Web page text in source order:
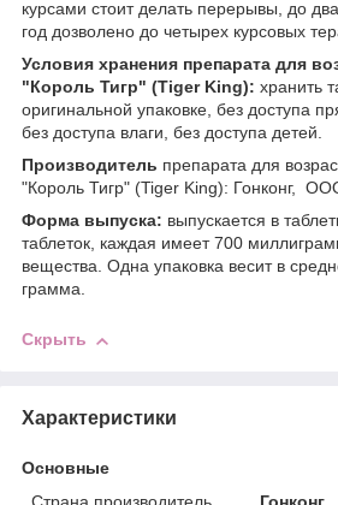
курсами стоит делать перерывы, до
год дозволено до четырех курсовых
Условия хранения препарата для
"Король Тигр" (Tiger King): хранить
оригинальной упаковке, без доступа
без доступа влаги, без доступа детей.
Производитель препарата для
"Король Тигр" (Tiger King): Гонконг,
Форма выпуска: выпускается в
таблеток, каждая имеет 700
вещества. Одна упаковка весит в
грамма.
Скрыть
Характеристики
Основные
Страна производитель
Гонконг